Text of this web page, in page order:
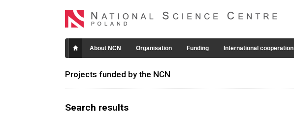
About NCN Organisation Funding International cooperation
Projects funded by the NCN
Search results